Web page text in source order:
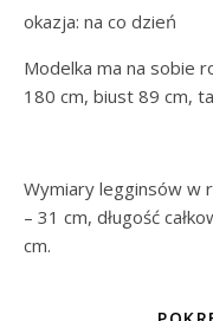
okazja: na co dzień
Modelka ma na sobie
180 cm, biust 89 cm,
Wymiary legginsów w
– 31 cm, długość
cm.